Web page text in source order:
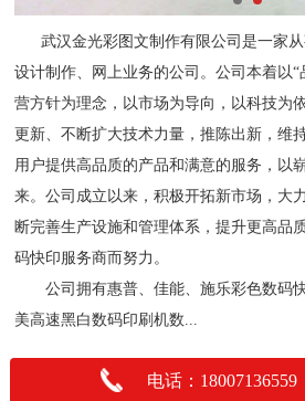
武汉金光彩图文制作有限公司是一家从
设计制作、网上业务的公司。公司本着以
营方针为理念，以市场为导向，以科技为
更新、不断扩大技术力量，推陈出新，维
用户提供高品质的产品和满意的服务，以
来。公司成立以来，积极开拓新市场，大
断完善生产设施和管理体系，提升更高品
码快印服务商而努力。
公司拥有惠普、佳能、施乐彩色数码
美高速黑白数码印刷机数...
电话：